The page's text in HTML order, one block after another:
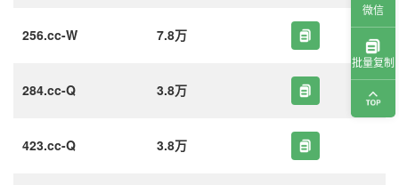
256.cc-W 7.8万
284.cc-Q 3.8万
423.cc-Q 3.8万
微信
批量复制